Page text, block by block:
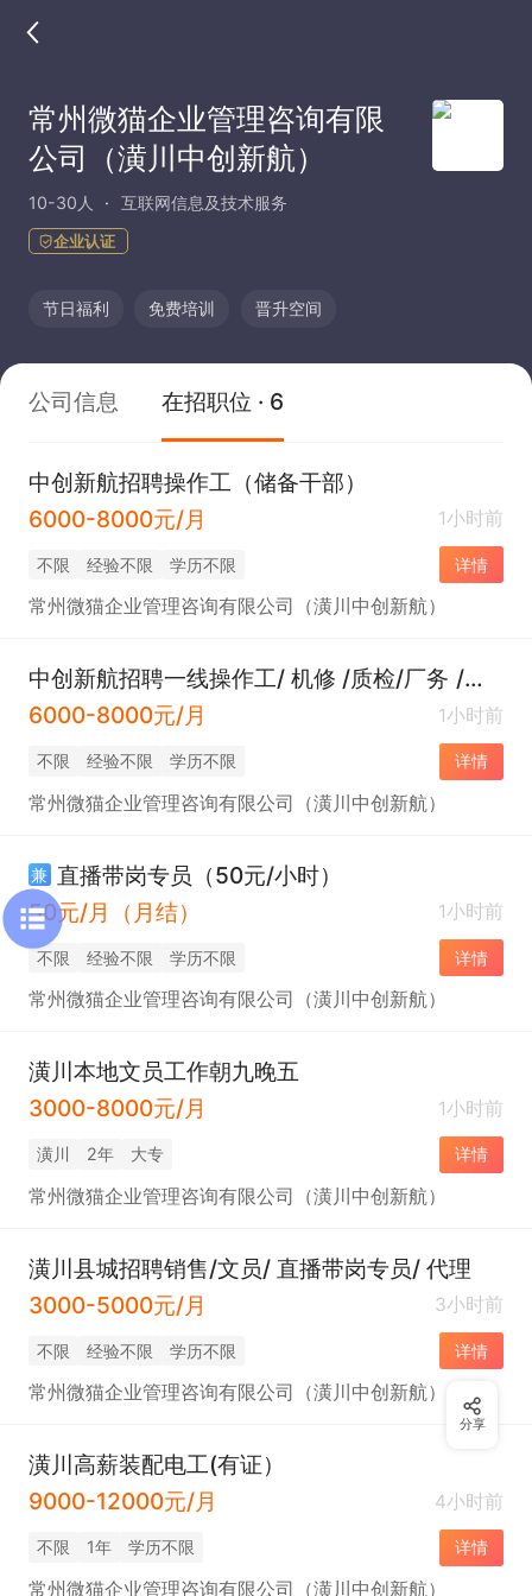
常州微猫企业管理咨询有限
公司（潢川中创新航）
10-30人 互联网信息及技术服务
企业认证
节日福利 免费培训 晋升空间
公司信息 在招职位 · 6
中创新航招聘操作工（储备干部）
6000-8000元/月
1小时前
不限 经验不限 学历不限 详情
常州微猫企业管理咨询有限公司（潢川中创新航）
中创新航招聘一线操作工/ 机修 /质检/厂务 /文员（储备干部）
6000-8000元/月
1小时前
不限 经验不限 学历不限 详情
常州微猫企业管理咨询有限公司（潢川中创新航）
兼 直播带岗专员（50元/小时）
50元/月（月结）
1小时前
不限 经验不限 学历不限 详情
常州微猫企业管理咨询有限公司（潢川中创新航）
潢川本地文员工作朝九晚五
3000-8000元/月
1小时前
潢川 2年 大专 详情
常州微猫企业管理咨询有限公司（潢川中创新航）
潢川县城招聘销售/文员/ 直播带岗专员/ 代理
3000-5000元/月
3小时前
不限 经验不限 学历不限 详情
常州微猫企业管理咨询有限公司（潢川中创新航）
潢川高薪装配电工(有证）
9000-12000元/月
4小时前
不限 1年 学历不限 详情
常州微猫企业管理咨询有限公司（潢川中创新航）
分享